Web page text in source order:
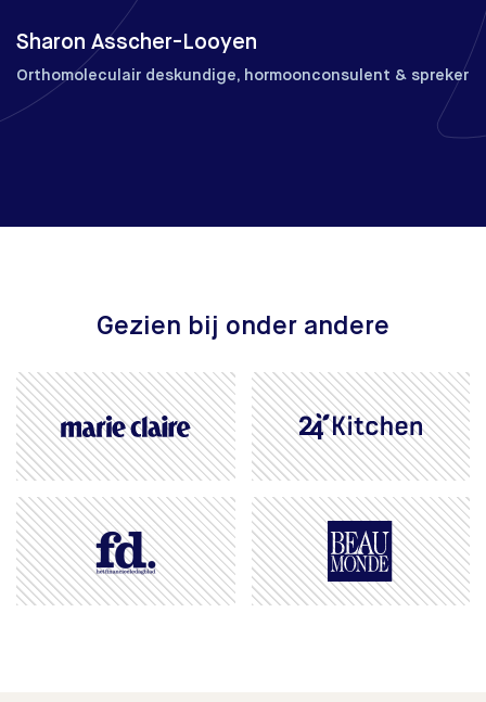
Sharon Asscher-Looyen
Orthomoleculair deskundige, hormoonconsulent & spreker
Gezien bij onder andere